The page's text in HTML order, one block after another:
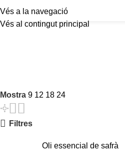
Vés a la navegació
Vés al contingut principal
Mostra 9 12 18 24
Filtres
Oli essencial de safrà